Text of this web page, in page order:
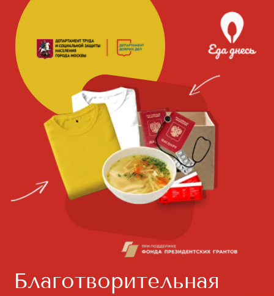
направленная на оказание
адресной помощи
Благотворительная